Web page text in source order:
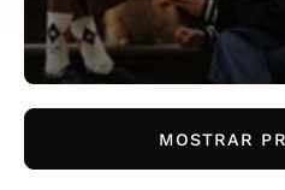
MOSTRAR